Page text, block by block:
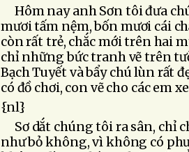
Hôm nay anh Sơn tôi đưa
mươi tấm nệm, bốn mươi cái
còn rất trẻ, chắc mới trên hai
chỉ những bức tranh vẽ trên
Bạch Tuyết và bẩy chú lùn rất
có đồ chơi, con vẽ cho các em
{nl}
Sơ dắt chúng tôi ra sân, chỉ
như bỏ không, vì không có